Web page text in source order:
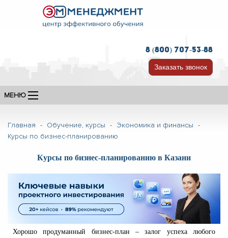
8 (800) 707-53-88
Заказать звонок
МЕНЮ
Главная - Обучение, курсы - Экономика и финансы -
Курсы по бизнес-планированию
Курсы по бизнес-планированию в Казани
Хорошо продуманный бизнес-план – залог успеха любого